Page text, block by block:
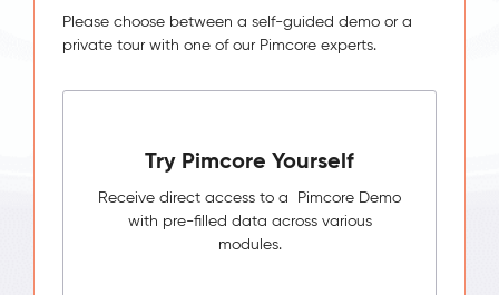
Please choose between a self-guided demo or a
private tour with one of our Pimcore experts.
Try Pimcore Yourself
Receive direct access to a Pimcore Demo
with pre-filled data across various
modules.